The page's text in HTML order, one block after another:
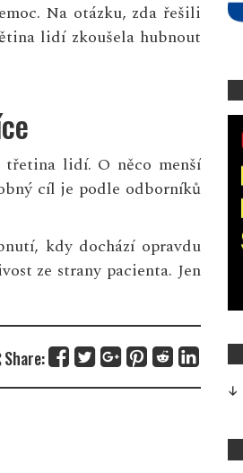
Na otázku, zda řešili
lidí zkoušela hubnout
třetina lidí. O něco menší
cíl je podle odborníků
kdy dochází opravdu
ze strany pacienta. Jen
Share:
↓